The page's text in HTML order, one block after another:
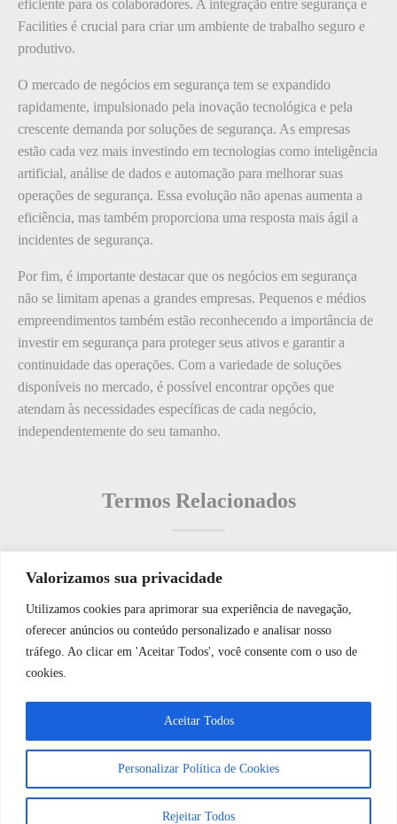
Valorizamos sua privacidade
Utilizamos cookies para aprimorar sua experiência de navegação,
oferecer anúncios ou conteúdo personalizado e analisar nosso
tráfego. Ao clicar em 'Aceitar Todos', você consente com o uso de
cookies.
Personalizar Política de Cookies
Rejeitar Todos
Aceitar Todos
eficiente para os colaboradores. A integração entre segurança e
Facilities é crucial para criar um ambiente de trabalho seguro e
produtivo.
O mercado de negócios em segurança tem se expandido
rapidamente, impulsionado pela inovação tecnológica e pela
crescente demanda por soluções de segurança. As empresas
estão cada vez mais investindo em tecnologias como inteligência
artificial, análise de dados e automação para melhorar suas
operações de segurança. Essa evolução não apenas aumenta a
eficiência, mas também proporciona uma resposta mais ágil a
incidentes de segurança.
Por fim, é importante destacar que os negócios em segurança
não se limitam apenas a grandes empresas. Pequenos e médios
empreendimentos também estão reconhecendo a importância de
investir em segurança para proteger seus ativos e garantir a
continuidade das operações. Com a variedade de soluções
disponíveis no mercado, é possível encontrar opções que
atendam às necessidades específicas de cada negócio,
independentemente do seu tamanho.
Termos Relacionados
Termos populares
O que é: Jato de Areia
Qual a diferença entre um inversor solar on-grid e off-grid?
O que é: Sensores de Quebra de Vidro
O que é: captura de movimentos
WhatsApp JF Tech
Vamos conversar e descobrir como
podemos ajudá-lo hoje?
Abrir bate-papo